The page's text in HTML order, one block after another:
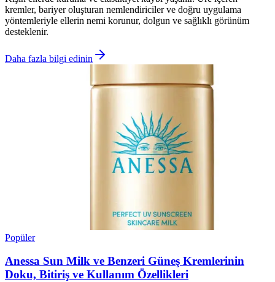
kremler, bariyer oluşturan nemlendiriciler ve doğru uygulama
yöntemleriyle ellerin nemi korunur, dolgun ve sağlıklı görünüm
desteklenir.
Daha fazla bilgi edinin
Popüler
Anessa Sun Milk ve Benzeri Güneş Kremlerinin
Doku, Bitiriş ve Kullanım Özellikleri